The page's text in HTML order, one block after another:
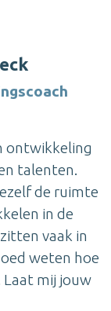
ontwikkeling
talenten.
de ruimte
in de
vaak in
weten hoe
Laat mij jouw